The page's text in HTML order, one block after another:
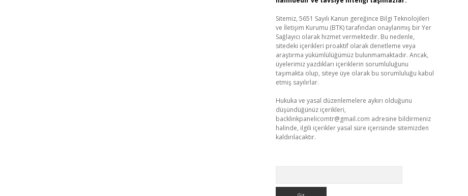
Sitemiz, 5651 Sayılı Kanun gereğince Bilgi Teknolojileri
ve İletişim Kurumu (BTK) tarafından onaylanmış bir Yer
Sağlayıcı olarak hizmet vermektedir. Bu nedenle,
sitedeki içerikleri proaktif olarak denetleme veya
araştırma yükümlülüğümüz bulunmamaktadır. Ancak,
üyelerimiz yazdıkları içeriklerin sorumluluğunu
taşımakta olup, siteye üye olarak bu sorumluluğu kabul
etmiş sayılırlar.
Hukuka ve yasal düzenlemelere aykırı olduğunu
düşündüğünüz içerikleri,
backlinkpanelicomtr@gmail.com adresine bildirmeniz
halinde, ilgili içerikler yasal süre içerisinde sitemizden
kaldırılacaktır.